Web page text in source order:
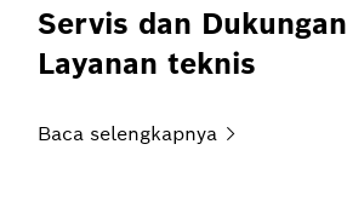
Servis dan Dukungan
Layanan teknis
Baca selengkapnya